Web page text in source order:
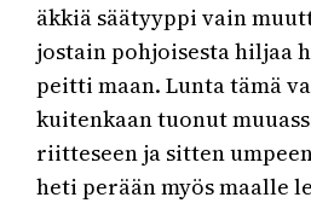
äkkiä säätyyppi vain
jostain pohjoisesta hiljaa
peitti maan. Lunta tämä
kuitenkaan tuonut
riitteseen ja sitten
heti perään myös maalle